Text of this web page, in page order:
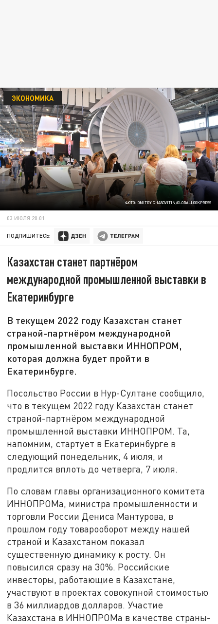
ФОТО: DMITRY CHASOVITIN/GLOBALLOOKPRESS
ЭКОНОМИКА
03 ИЮЛЯ 20:01
ПОДПИШИТЕСЬ:
Казахстан станет партнёром
международной промышленной выставки в
Екатеринбурге
В текущем 2022 году Казахстан станет
страной-партнёром международной
промышленной выставки ИННОПРОМ,
которая должна будет пройти в
Екатеринбурге.
Посольство России в Нур-Султане сообщило,
что в текущем 2022 году Казахстан станет
страной-партнёром международной
промышленной выставки ИННОПРОМ. Та,
напомним, стартует в Екатеринбурге в
следующий понедельник, 4 июля, и
продлится вплоть до четверга, 7 июля.
По словам главы организационного комитета
ИННОПРОМа, министра промышленности и
торговли России Дениса Мантурова, в
прошлом году товарооборот между нашей
страной и Казахстаном показал
существенную динамику к росту. Он
повысился сразу на 30%. Российские
инвесторы, работающие в Казахстане,
участвуют в проектах совокупной стоимостью
в 36 миллиардов долларов. Участие
Казахстана в ИННОПРОМа в качестве страны-